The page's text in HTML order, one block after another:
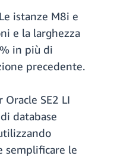
istanze M8i e
e la larghezza
in più di
precedente.
SE2 LI
database
semplificare le